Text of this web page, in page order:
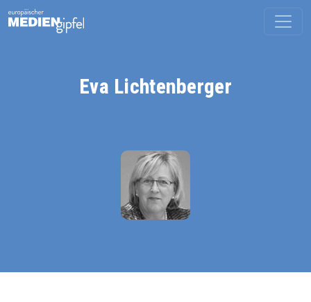
Eva Lichtenberger